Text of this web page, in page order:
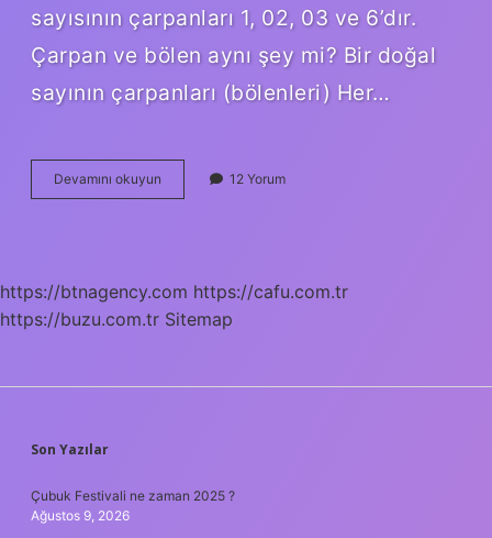
sayısının çarpanları 1, 02, 03 ve 6’dır.
Çarpan ve bölen aynı şey mi? Bir doğal
sayının çarpanları (bölenleri) Her…
Devamını okuyun
Ve
12 Yorum
https://btnagency.com https://cafu.com.tr
https://buzu.com.tr Sitemap
SIDEBAR
Son Yazılar
Çubuk Festivali ne zaman 2025 ?
Ağustos 9, 2026